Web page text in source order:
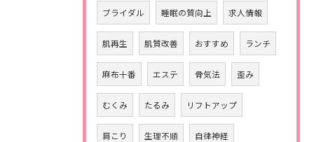
ブライダル 睡眠の質向上 求人情報
肌再生 肌質改善 おすすめ ランチ
麻布十番 エステ 骨気法 歪み
むくみ たるみ リフトアップ
肩こり 生理不順 自律神経